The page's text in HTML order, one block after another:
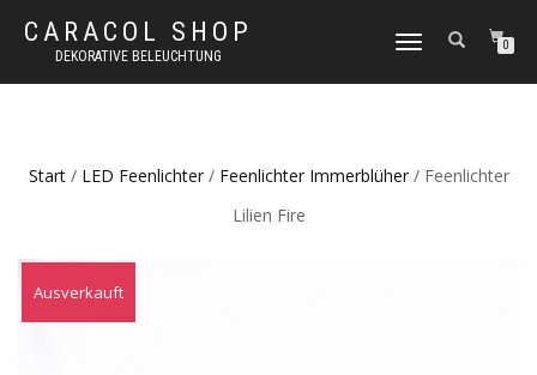
CARACOL SHOP
DEKORATIVE BELEUCHTUNG
NAVIGATION
0
Start/ LED Feenlichter/ Feenlichter Immerblüher/ Feenlichter
Lilien Fire
Ausverkauft